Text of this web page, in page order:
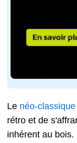
Le néo-classique
rétro et de
inhérent au